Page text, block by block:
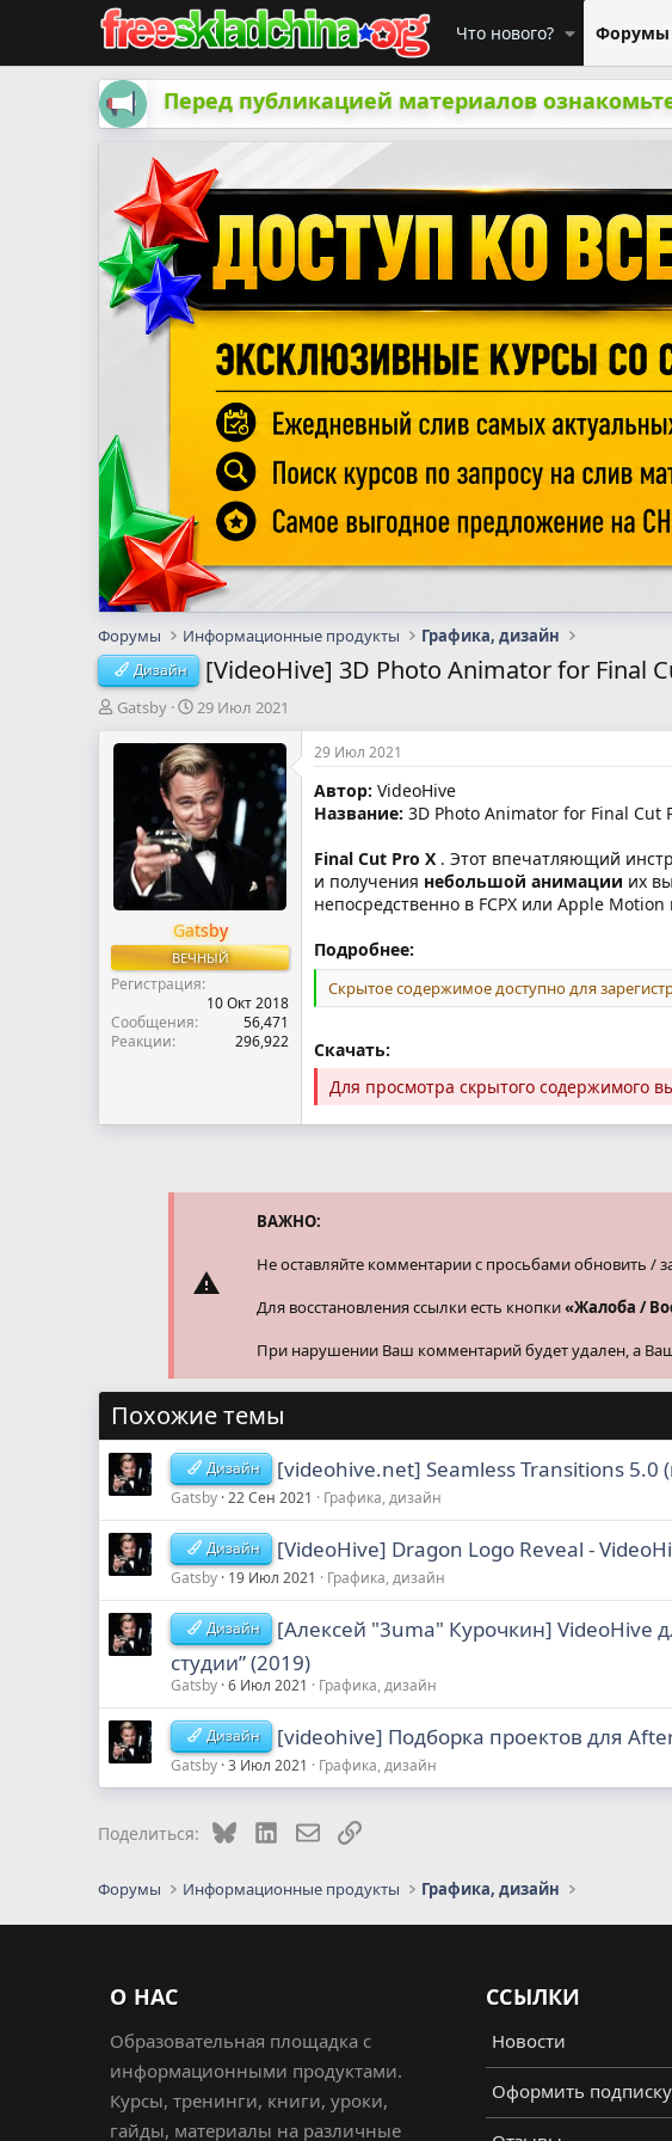
Что нового? Форумы
Перед публикацией материалов
Форумы Информационные продукты Графика, дизайн
Дизайн [VideoHive] 3D Photo Animator for Final
А
т
м
ы
Gatsby
Д
т
а
н
а
ч
а
л
29 Июл 2021
Gatsby
ВЕЧНЫЙ
Регистрация
10 Окт 2018
Сообщения
56,471
Реакции
296,922
29 Июл 2021
Автор: VideoHive
Название: 3D Photo Animator for Final Cut
Final Cut Pro X . Этот впечатляющий
и получения небольшой анимации их
непосредственно в FCPX или Apple Motion
Подробнее:
Скрытое содержимое доступно для
Скачать:
Для просмотра скрытого содержимого
ВАЖНО:
Не оставляйте комментарии с просьбами обновить /
Для восстановления ссылки есть кнопки«Жалоба /
При нарушении Ваш комментарий будет удален, а
Похожие темы
Дизайн [videohive.net] Seamless Transitions 5.0
Gatsby 22 Сен 2021 Графика, дизайн
Дизайн [VideoHive] Dragon Logo Reveal -
Gatsby 19 Июл 2021 Графика, дизайн
Дизайн
[Алексей "3uma" Курочкин] VideoHive
студии” (2019)
Gatsby 6 Июл 2021 Графика, дизайн
Дизайн [videohive] Подборка проектов для
Gatsby 3 Июл 2021 Графика, дизайн
Поделиться: BlueskyLinkedInЭлектронная почта
Ссылка
Форумы Информационные продукты Графика, дизайн
О НАС
Образовательная площадка с
информационными продуктами.
Курсы, тренинги, книги, уроки,
гайды, материалы на различные
ССЫЛКИ
Новости
Оформить подписку